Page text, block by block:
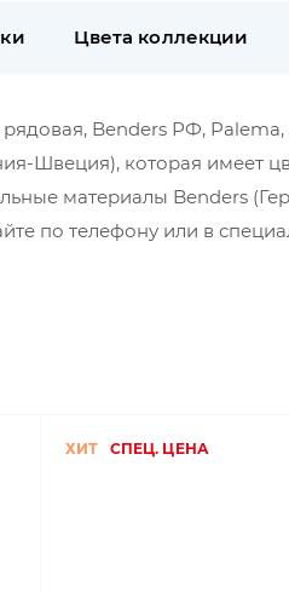
Цвета коллекции
Benders РФ,
Швеция), которая имеет
материалы Benders
по телефону или в
ХИТ СПЕЦ. ЦЕНА